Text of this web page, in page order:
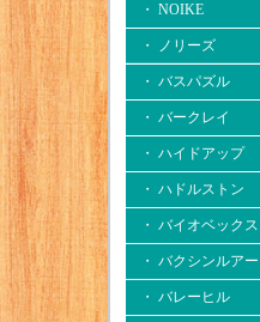
・ NOIKE
・ ノリーズ
・ バスパズル
・ バークレイ
・ ハイドアップ
・ ハドルストン
・ バイオベックス
・ バクシンルアー
・ バレーヒル